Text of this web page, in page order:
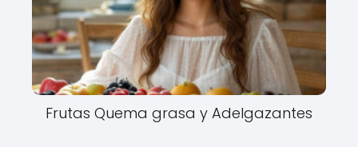
Frutas Quema grasa y Adelgazantes